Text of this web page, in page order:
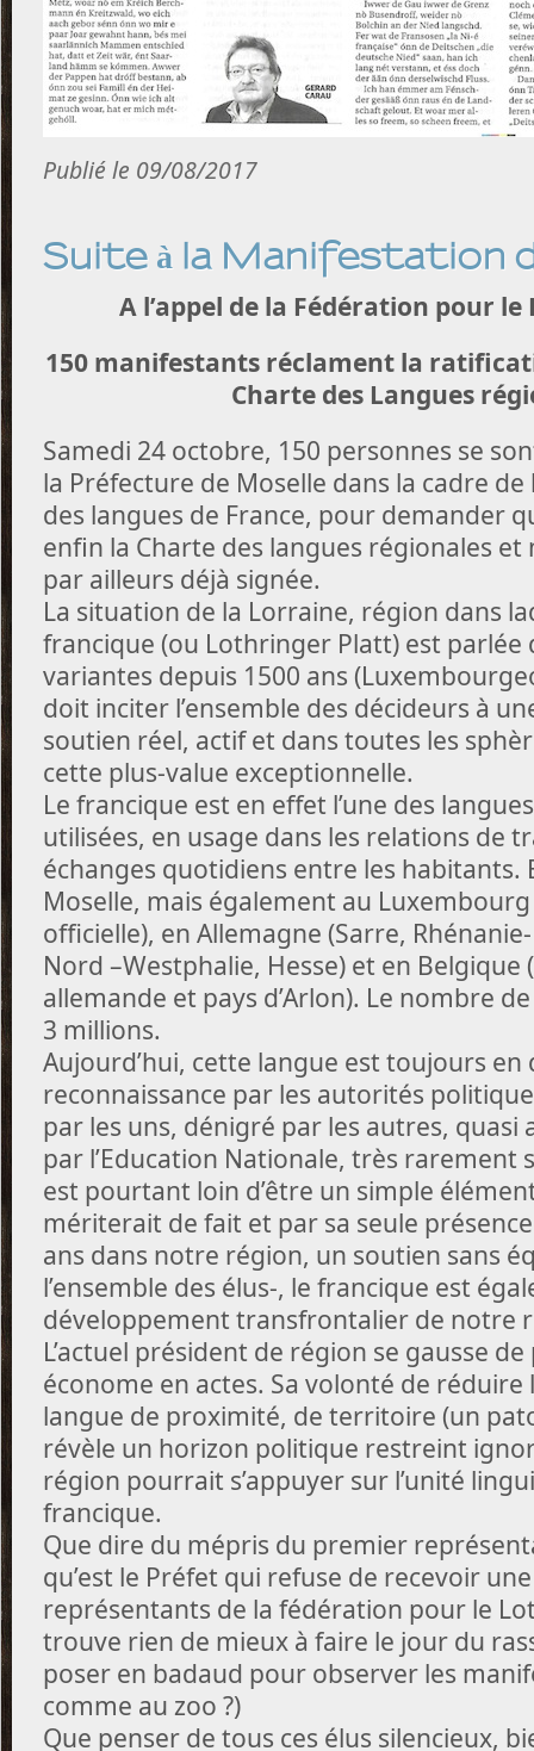
Publié le 09/08/2017
Suite à la Manifestation
A l’appel de la Fédération pour
150 manifestants réclament la
Charte des Langues
Samedi 24 octobre, 150 personnes se
la Préfecture de Moselle dans la cadre
des langues de France, pour demander
enfin la Charte des langues régionales et
par ailleurs déjà signée.
La situation de la Lorraine, région dans
francique (ou Lothringer Platt) est parlée
variantes depuis 1500 ans
doit inciter l’ensemble des décideurs à
soutien réel, actif et dans toutes les
cette plus-value exceptionnelle.
Le francique est en effet l’une des
utilisées, en usage dans les relations de
échanges quotidiens entre les habitants.
Moselle, mais également au
officielle), en Allemagne (Sarre,
Nord –Westphalie, Hesse) et en
allemande et pays d’Arlon). Le nombre
3 millions.
Aujourd’hui, cette langue est toujours en
reconnaissance par les autorités
par les uns, dénigré par les autres, quasi
par l’Education Nationale, très rarement
est pourtant loin d’être un simple
mériterait de fait et par sa seule
ans dans notre région, un soutien sans
l’ensemble des élus-, le francique est
développement transfrontalier de notre
L’actuel président de région se gausse
économe en actes. Sa volonté de
langue de proximité, de territoire (un
révèle un horizon politique restreint
région pourrait s’appuyer sur l’unité
francique.
Que dire du mépris du premier
qu’est le Préfet qui refuse de recevoir
représentants de la fédération pour le
trouve rien de mieux à faire le jour du
poser en badaud pour observer les
comme au zoo ?)
Que penser de tous ces élus silencieux,